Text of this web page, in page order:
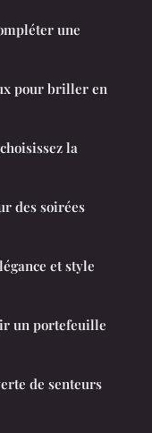
une
pour briller en
la
des soirées
et style
un portefeuille
de senteurs